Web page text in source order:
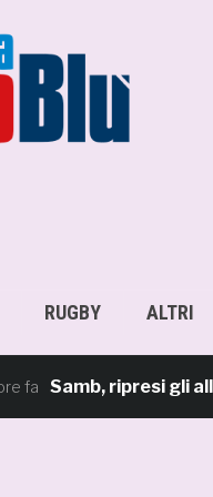
RUGBY ALTRI
Samb, ripresi gli